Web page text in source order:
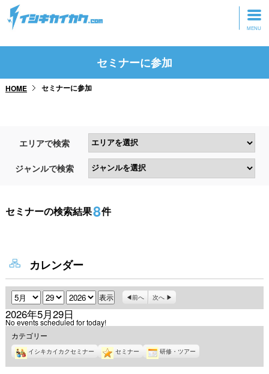
トップページ
研修・ツアーに参加
セミナーに参加
HOME セミナーに参加
エリアで検索
ジャンルで検索
セミナーの検索結果8件
カレンダー
月 日 年 前へ 次へ
2026年5月29日
No events scheduled for today!
カテゴリー
イシキカイカクセミナー セミナー 研修・ツアー